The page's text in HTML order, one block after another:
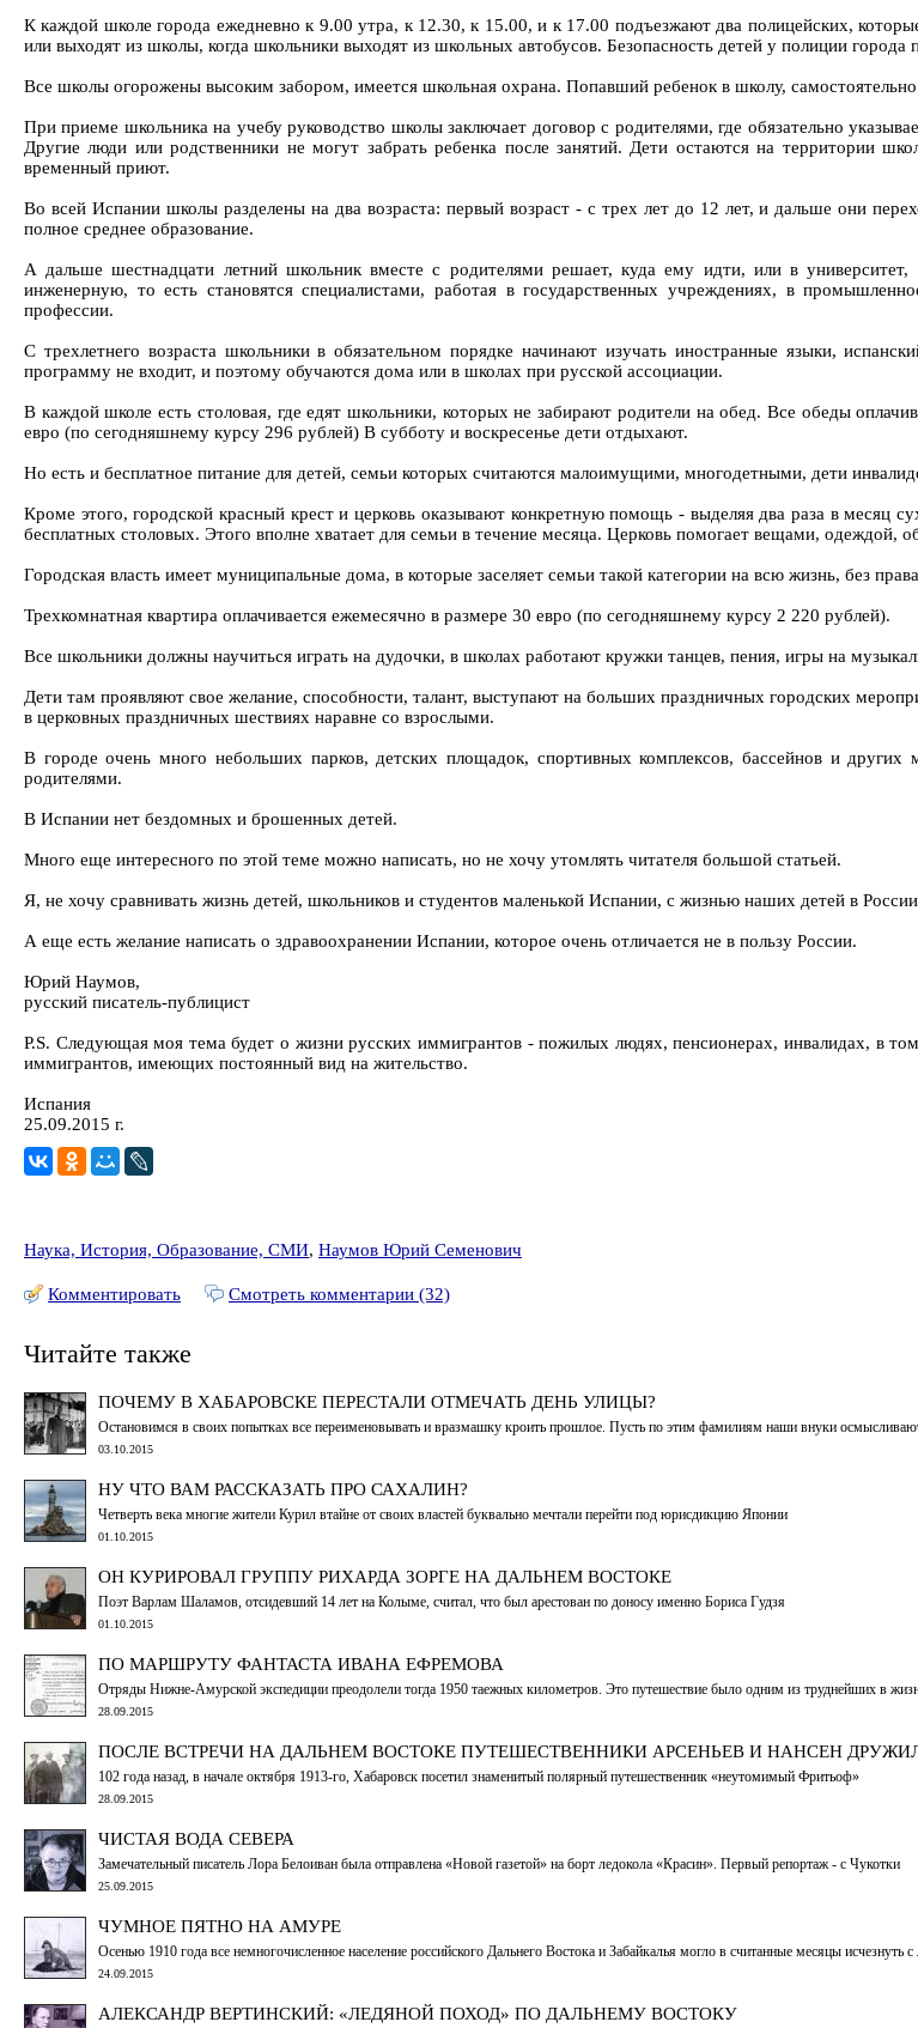
К каждой школе города ежедневно к 9.00 утра, к 12.30, к 15.00, и к 17.00 подъезжают два полицейских,
или выходят из школы, когда школьники выходят из школьных автобусов. Безопасность детей у полиции города
Все школы огорожены высоким забором, имеется школьная охрана. Попавший ребенок в школу,
При приеме школьника на учебу руководство школы заключает договор с родителями, где обязательно
Другие люди или родственники не могут забрать ребенка после занятий. Дети остаются на территории
временный приют.
Во всей Испании школы разделены на два возраста: первый возраст - с трех лет до 12 лет, и дальше они
полное среднее образование.
А дальше шестнадцати летний школьник вместе с родителями решает, куда ему идти, или в
инженерную, то есть становятся специалистами, работая в государственных учреждениях, в
профессии.
С трехлетнего возраста школьники в обязательном порядке начинают изучать иностранные языки,
программу не входит, и поэтому обучаются дома или в школах при русской ассоциации.
В каждой школе есть столовая, где едят школьники, которых не забирают родители на обед. Все обеды
евро (по сегодняшнему курсу 296 рублей) В субботу и воскресенье дети отдыхают.
Но есть и бесплатное питание для детей, семьи которых считаются малоимущими, многодетными, дети
Кроме этого, городской красный крест и церковь оказывают конкретную помощь - выделяя два раза в месяц
бесплатных столовых. Этого вполне хватает для семьи в течение месяца. Церковь помогает вещами, одеждой,
Городская власть имеет муниципальные дома, в которые заселяет семьи такой категории на всю жизнь, без
Трехкомнатная квартира оплачивается ежемесячно в размере 30 евро (по сегодняшнему курсу 2 220 рублей).
Все школьники должны научиться играть на дудочки, в школах работают кружки танцев, пения, игры на
Дети там проявляют свое желание, способности, талант, выступают на больших праздничных городских
в церковных праздничных шествиях наравне со взрослыми.
В городе очень много небольших парков, детских площадок, спортивных комплексов, бассейнов и
родителями.
В Испании нет бездомных и брошенных детей.
Много еще интересного по этой теме можно написать, но не хочу утомлять читателя большой статьей.
Я, не хочу сравнивать жизнь детей, школьников и студентов маленькой Испании, с жизнью наших детей в
А еще есть желание написать о здравоохранении Испании, которое очень отличается не в пользу России.
Юрий Наумов,
русский писатель-публицист
P.S. Следующая моя тема будет о жизни русских иммигрантов - пожилых людях, пенсионерах, инвалидах, в
иммигрантов, имеющих постоянный вид на жительство.
Испания
25.09.2015 г.
Наука, История, Образование, СМИ, Наумов Юрий Семенович
Комментировать Смотреть комментарии (32)
Читайте также
ПОЧЕМУ В ХАБАРОВСКЕ ПЕРЕСТАЛИ ОТМЕЧАТЬ ДЕНЬ УЛИЦЫ?
Остановимся в своих попытках все переименовывать и вразмашку кроить прошлое. Пусть по этим фамилиям наши внуки
03.10.2015
НУ ЧТО ВАМ РАССКАЗАТЬ ПРО САХАЛИН?
Четверть века многие жители Курил втайне от своих властей буквально мечтали перейти под юрисдикцию Японии
01.10.2015
ОН КУРИРОВАЛ ГРУППУ РИХАРДА ЗОРГЕ НА ДАЛЬНЕМ ВОСТОКЕ
Поэт Варлам Шаламов, отсидевший 14 лет на Колыме, считал, что был арестован по доносу именно Бориса Гудзя
01.10.2015
ПО МАРШРУТУ ФАНТАСТА ИВАНА ЕФРЕМОВА
Отряды Нижне-Амурской экспедиции преодолели тогда 1950 таежных километров. Это путешествие было одним из труднейших в
28.09.2015
ПОСЛЕ ВСТРЕЧИ НА ДАЛЬНЕМ ВОСТОКЕ ПУТЕШЕСТВЕННИКИ АРСЕНЬЕВ И НАНСЕН
102 года назад, в начале октября 1913-го, Хабаровск посетил знаменитый полярный путешественник «неутомимый Фритьоф»
28.09.2015
ЧИСТАЯ ВОДА СЕВЕРА
Замечательный писатель Лора Белоиван была отправлена «Новой газетой» на борт ледокола «Красин». Первый репортаж - с Чукотки
25.09.2015
ЧУМНОЕ ПЯТНО НА АМУРЕ
Осенью 1910 года все немногочисленное население российского Дальнего Востока и Забайкалья могло в считанные месяцы исчезнуть
24.09.2015
АЛЕКСАНДР ВЕРТИНСКИЙ: «ЛЕДЯНОЙ ПОХОД» ПО ДАЛЬНЕМУ ВОСТОКУ